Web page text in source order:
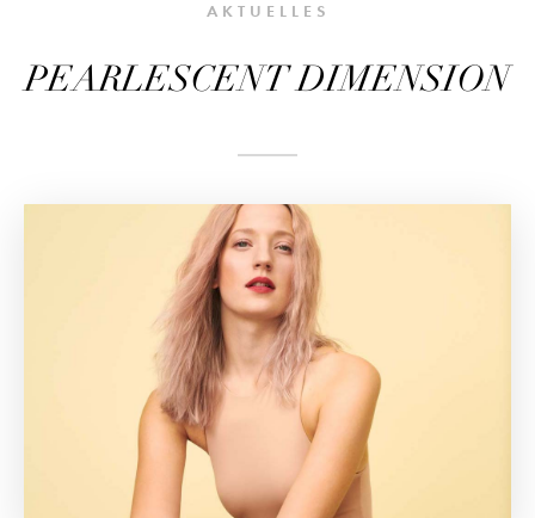
AKTUELLES
PEARLESCENT DIMENSION